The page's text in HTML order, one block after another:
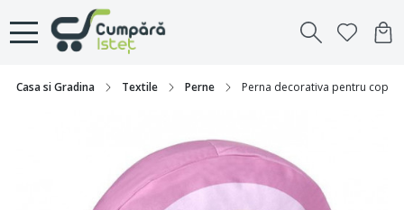
Casa si Gradina Textile Perne Perna decorativa pentru copii,